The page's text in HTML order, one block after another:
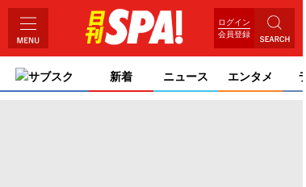
ログイン
会員登録
サブスク 新着 ニュース エンタメ